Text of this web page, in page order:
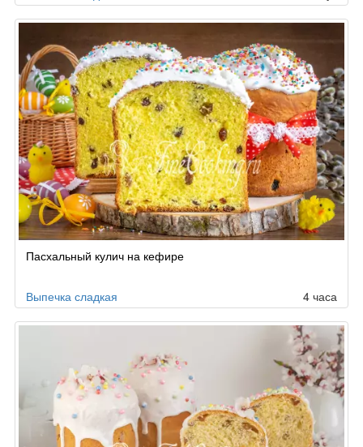
Пасхальный кулич на кефире
Выпечка сладкая 4 часа